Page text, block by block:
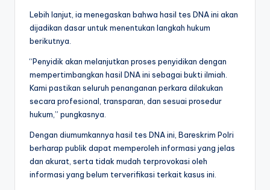
Lebih lanjut, ia menegaskan bahwa hasil tes DNA ini akan
dijadikan dasar untuk menentukan langkah hukum
berikutnya.
“Penyidik akan melanjutkan proses penyidikan dengan
mempertimbangkan hasil DNA ini sebagai bukti ilmiah.
Kami pastikan seluruh penanganan perkara dilakukan
secara profesional, transparan, dan sesuai prosedur
hukum,” pungkasnya.
Dengan diumumkannya hasil tes DNA ini, Bareskrim Polri
berharap publik dapat memperoleh informasi yang jelas
dan akurat, serta tidak mudah terprovokasi oleh
informasi yang belum terverifikasi terkait kasus ini.